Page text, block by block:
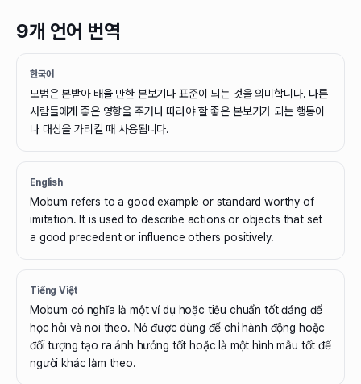
9개 언어 번역
한국어
모범은 본받아 배울 만한 본보기나 표준이 되는 것을 의미합니다. 다른
사람들에게 좋은 영향을 주거나 따라야 할 좋은 본보기가 되는 행동이
나 대상을 가리킬 때 사용됩니다.
English
Mobum refers to a good example or standard worthy of
imitation. It is used to describe actions or objects that set
a good precedent or influence others positively.
Tiếng Việt
Mobum có nghĩa là một ví dụ hoặc tiêu chuẩn tốt đáng để
học hỏi và noi theo. Nó được dùng để chỉ hành động hoặc
đối tượng tạo ra ảnh hưởng tốt hoặc là một hình mẫu tốt để
người khác làm theo.